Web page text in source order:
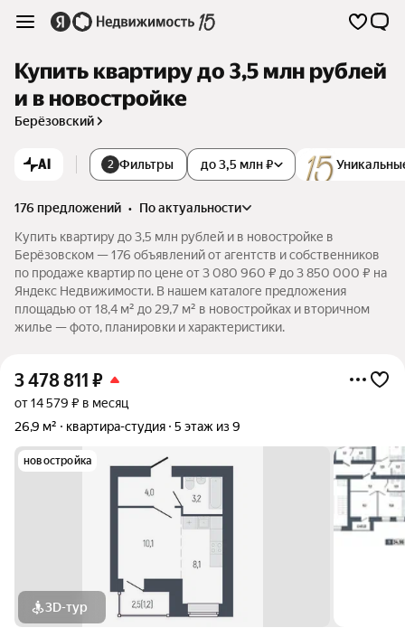
Купить квартиру до 3,5 млн рублей
и в новостройке
Берёзовский
AI 2 Фильтры до 3,5 млн ₽
176 предложений •
по актуальности
Купить квартиру до 3,5 млн рублей и в новостройке в
Берёзовском — 176 объявлений от агентств и собственников
по продаже квартир по цене от 3 080 960 ₽ до 3 850 000 ₽ на
Яндекс Недвижимости. В нашем каталоге предложения
площадью от 18,4 м² до 29,7 м² в новостройках и вторичном
жилье — фото, планировки и характеристики.
3 478 811 ₽
от 14 579 ₽ в месяц
26,9 м²
квартира-студия 5 этаж из 9
новостройка
3D-тур